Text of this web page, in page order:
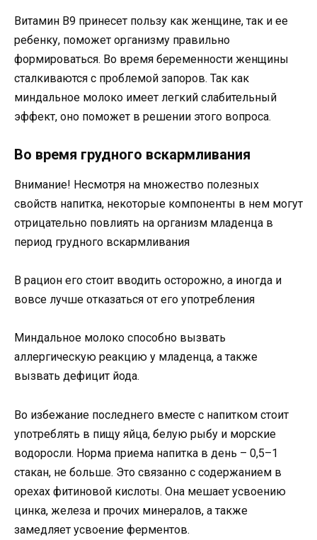
Витамин В9 принесет пользу как женщине, так и ее
ребенку, поможет организму правильно
формироваться. Во время беременности женщины
сталкиваются с проблемой запоров. Так как
миндальное молоко имеет легкий слабительный
эффект, оно поможет в решении этого вопроса.
Во время грудного вскармливания
Внимание! Несмотря на множество полезных
свойств напитка, некоторые компоненты в нем могут
отрицательно повлиять на организм младенца в
период грудного вскармливания
В рацион его стоит вводить осторожно, а иногда и
вовсе лучше отказаться от его употребления
Миндальное молоко способно вызвать
аллергическую реакцию у младенца, а также
вызвать дефицит йода.
Во избежание последнего вместе с напитком стоит
употреблять в пищу яйца, белую рыбу и морские
водоросли. Норма приема напитка в день – 0,5–1
стакан, не больше. Это связанно с содержанием в
орехах фитиновой кислоты. Она мешает усвоению
цинка, железа и прочих минералов, а также
замедляет усвоение ферментов.